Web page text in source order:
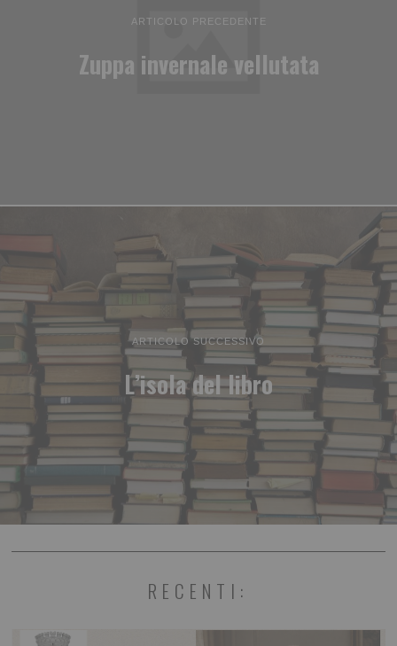
ARTICOLO PRECEDENTE
Zuppa invernale vellutata
ARTICOLO SUCCESSIVO
L’isola del libro
RECENTI: